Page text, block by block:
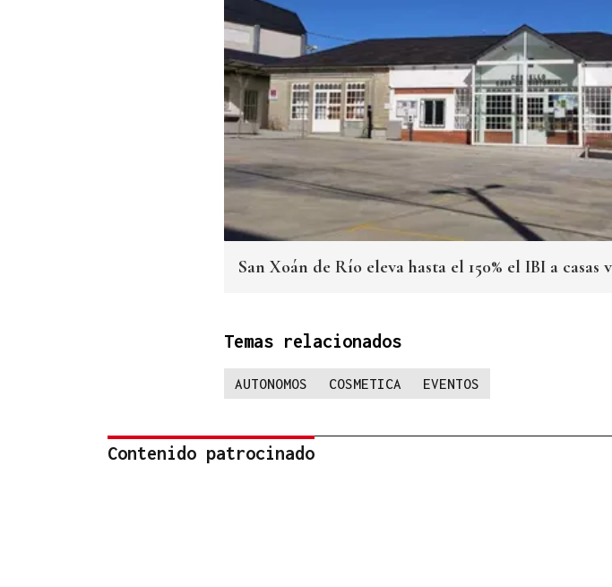
San Xoán de Río eleva hasta el 150% el IBI a casas
Temas relacionados
AUTONOMOS COSMETICA EVENTOS
Contenido patrocinado